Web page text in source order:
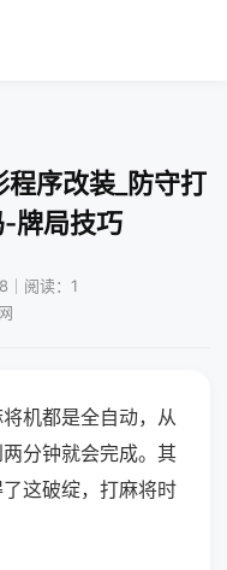
序改装_防守打
牌局技巧
阅读：1
机都是全自动，从
分钟就会完成。其
这破绽，打麻将时